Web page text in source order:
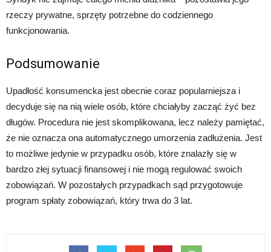
rzeczy prywatne, sprzęty potrzebne do codziennego
funkcjonowania.
Podsumowanie
Upadłość konsumencka jest obecnie coraz popularniejsza i
decyduje się na nią wiele osób, które chciałyby zacząć żyć bez
długów. Procedura nie jest skomplikowana, lecz należy pamiętać,
że nie oznacza ona automatycznego umorzenia zadłużenia. Jest
to możliwe jedynie w przypadku osób, które znalazły się w
bardzo złej sytuacji finansowej i nie mogą regulować swoich
zobowiązań. W pozostałych przypadkach sąd przygotowuje
program spłaty zobowiązań, który trwa do 3 lat.